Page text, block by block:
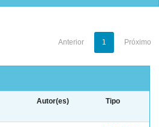
Anterior 1 Próximo
Autor(es) Tipo